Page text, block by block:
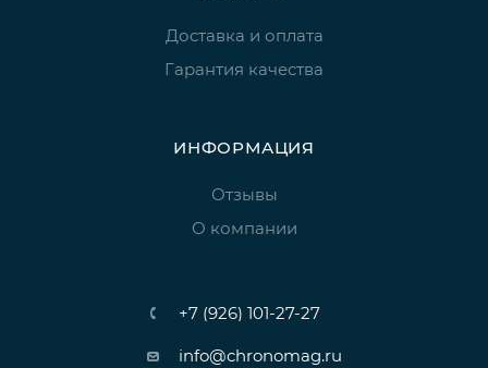
Доставка и оплата
Гарантия качества
ИНФОРМАЦИЯ
Отзывы
О компании
+7 (926) 101-27-27
info@chronomag.ru